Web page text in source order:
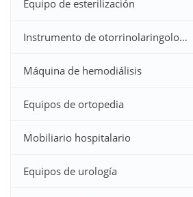
Equipo de esterilización
Instrumento de otorrinolaringología
Máquina de hemodiálisis
Equipos de ortopedia
Mobiliario hospitalario
Equipos de urología